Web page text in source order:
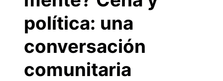
política: una
conversación
comunitaria